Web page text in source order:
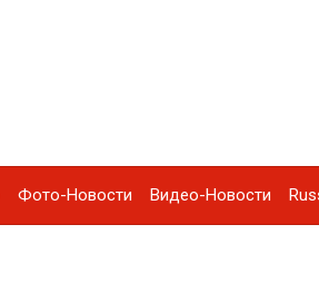
Фото-Новости Видео-Новости